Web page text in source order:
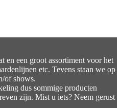
en een groot assortiment voor het
etc. Tevens staan we op
of shows.
dus sommige producten
zijn. Mist u iets? Neem gerust